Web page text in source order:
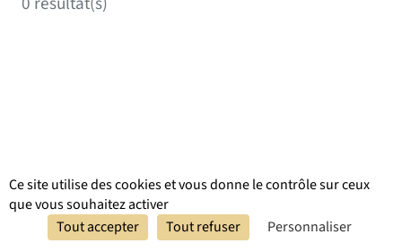
Ce site utilise des cookies et vous donne le contrôle sur ceux
que vous souhaitez activer
Tout accepter
Tout refuser Personnaliser